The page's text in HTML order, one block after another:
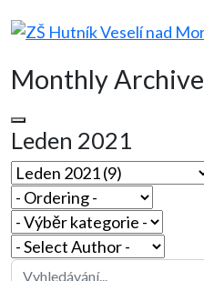
Monthly Archive
Leden 2021